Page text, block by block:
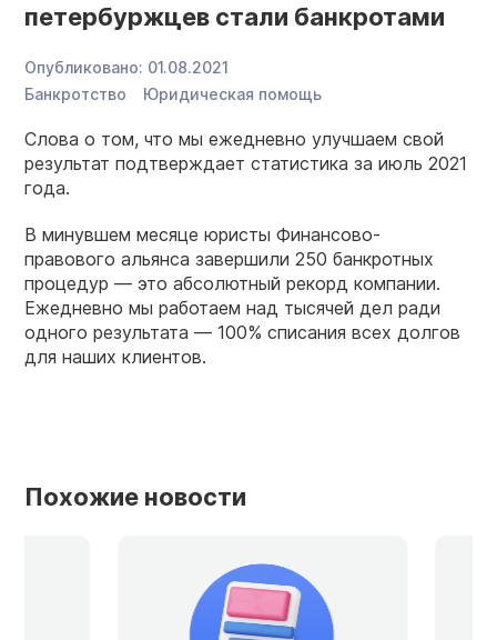
петербуржцев стали банкротами
Опубликовано: 01.08.2021
Банкротство
Юридическая помощь
Слова о том, что мы ежедневно улучшаем свой
результат подтверждает статистика за июль 2021
года.
В минувшем месяце юристы Финансово-
правового альянса завершили 250 банкротных
процедур — это абсолютный рекорд компании.
Ежедневно мы работаем над тысячей дел ради
одного результата — 100% списания всех долгов
для наших клиентов.
Похожие новости